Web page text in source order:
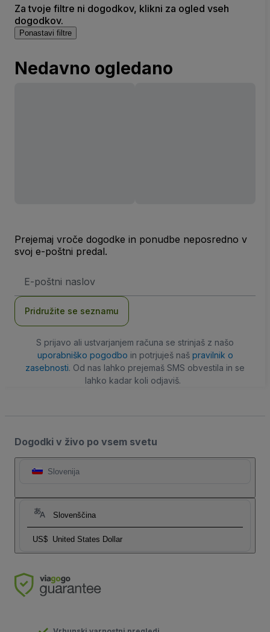
Za tvoje filtre ni dogodkov, klikni za ogled vseh
dogodkov.
Ponastavi filtre
Nedavno ogledano
Prejemaj vroče dogodke in ponudbe neposredno v
svoj e-poštni predal.
naslov
Pridružite se seznamu
S prijavo ali ustvarjanjem računa se strinjaš z našo
uporabniško pogodbo in potrjuješ naš pravilnik o
zasebnosti. Od nas lahko prejemaš SMS obvestila in se
lahko kadar koli odjaviš.
Dogodki v živo po vsem svetu
Slovenija
Slovenščina
US$ United States Dollar